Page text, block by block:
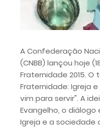
A Confederação
(CNBB) lançou hoje
Fraternidade 2015.
Fraternidade: Igreja
vim para servir". A
Evangelho, o
Igreja e a sociedade